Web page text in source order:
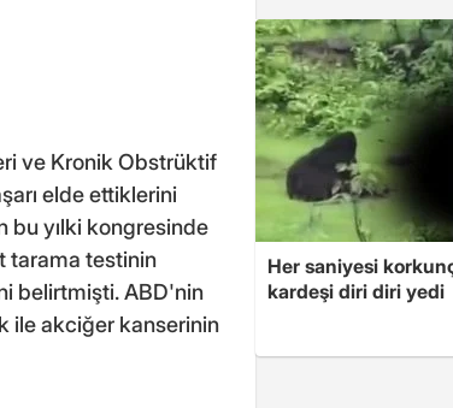
ve Kronik Obstrüktif
elde ettiklerini
bu yılki kongresinde
tarama testinin
belirtmişti. ABD'nin
ile akciğer kanserinin
Her saniyesi
kardeşi diri diri yedi